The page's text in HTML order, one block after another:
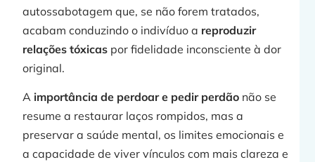
autossabotagem que, se não forem tratados,
acabam conduzindo o indivíduo a reproduzir
relações tóxicas por fidelidade inconsciente à dor
original.
A importância de perdoar e pedir perdão não se
resume a restaurar laços rompidos, mas a
preservar a saúde mental, os limites emocionais e
a capacidade de viver vínculos com mais clareza e